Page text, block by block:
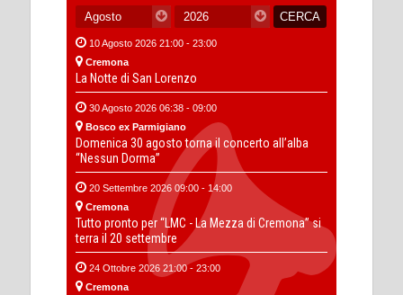
10 Agosto 2026 21:00 - 23:00
Cremona
La Notte di San Lorenzo
30 Agosto 2026 06:38 - 09:00
Bosco ex Parmigiano
Domenica 30 agosto torna il concerto all’alba
“Nessun Dorma”
20 Settembre 2026 09:00 - 14:00
Cremona
Tutto pronto per “LMC - La Mezza di Cremona” si
terra il 20 settembre
24 Ottobre 2026 21:00 - 23:00
Cremona